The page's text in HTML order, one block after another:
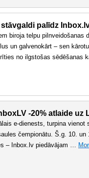
palīdz
biroja telpu
un galvenokārt – sen
no ilgstošas sēdēšanas
-20% atlaide uz
e-dienests, turpina
čempionātu. Š.g. 10.
– Inbox.lv piedāvājam …